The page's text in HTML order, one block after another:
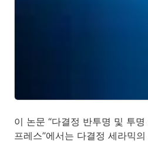
이 논문 “다결정 반투명 및 투
프레스”에서는 다결정 세라믹